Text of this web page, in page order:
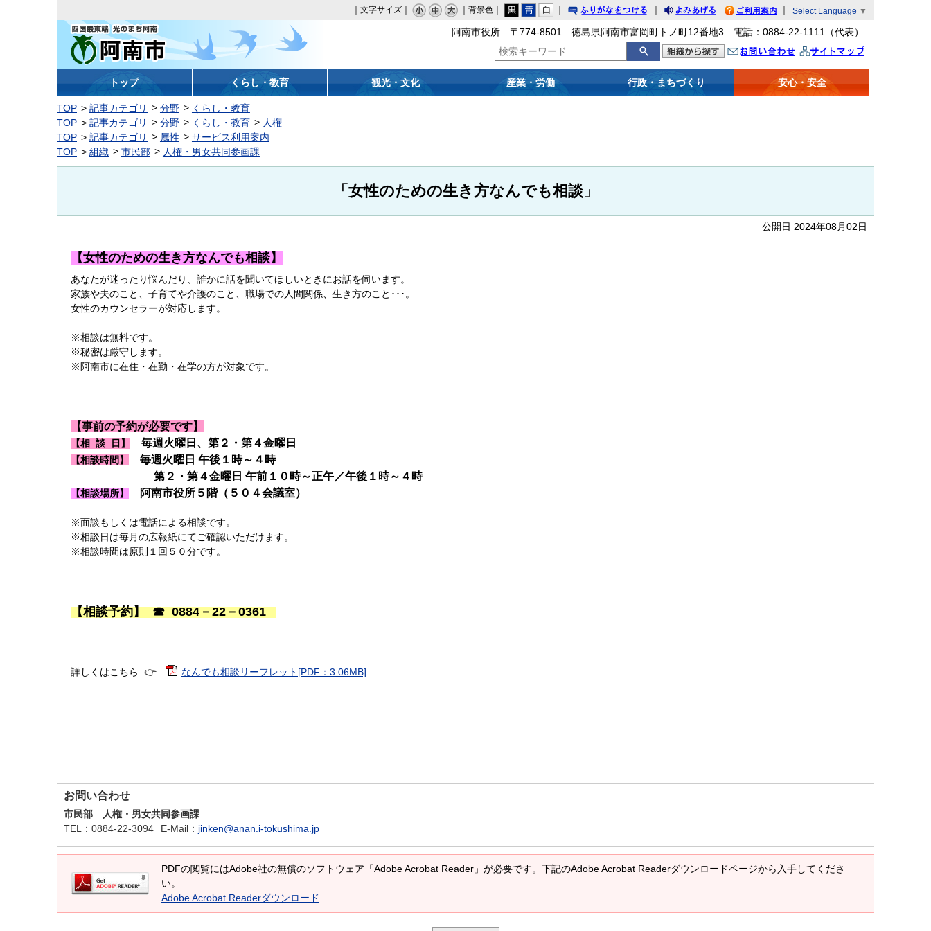
｜文字サイズ｜ ｜背景色｜
｜
りがなをつける
｜
みあげる
利用案内
｜ Select Language ▼
阿南市
阿南市役所 〒774-8501 徳島県阿南市富岡町トノ町12番地3 電話：0884-22-1111（代表）
問い合わせ イトマップ
トップ くらし・教育 観光・文化 産業・労働 行政・まちづくり 安心・安全
TOP 記事カテゴリ 分野
くらし・教育
TOP
記事カテゴリ 分野 くらし・教育
人権
TOP
記事カテゴリ 属性
サービス利用案内
TOP
組織 市民部 人権・男女共同参画課
「女性のための生き方なんでも相談」
公開日 2024年08月02日
【女性のための生き方なんでも相談】
あなたが迷ったり悩んだり、誰かに話を聞いてほしいときにお話を伺います。
家族や夫のこと、子育てや介護のこと、職場での人間関係、生き方のこと･･･。
女性のカウンセラーが対応します。
※相談は無料です。
※秘密は厳守します。
※阿南市に在住・在勤・在学の方が対象です。
【事前の予約が必要です】
【相 談 日】 毎週火曜日、第２・第４金曜日
【相談時間】
毎週火曜日 午後１時～４時
第２・第４金曜日 午前１０時～正午／午後１時～４時
【相談場所】 阿南市役所５階（５０４会議室）
※面談もしくは電話による相談です。
※相談日は毎月の広報紙にてご確認いただけます。
※相談時間は原則１回５０分です。
【相談予約】 ☎ 0884－22－0361
詳しくはこちら 👉 なんでも相談リーフレット[PDF：3.06MB]
お問い合わせ
市民部 人権・男女共同参画課
TEL
：0884-22-3094 E-Mail ： jinken@anan.i-tokushima.jp
PDFの閲覧にはAdobe社の無償のソフトウェア「Adobe Acrobat Reader」が必要です。下記のAdobe Acrobat Readerダウンロードページから入手してくださ
い。
Adobe Acrobat Readerダウンロード